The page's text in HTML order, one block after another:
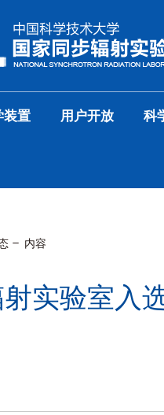
装置 用户开放 科
内容
实验室入